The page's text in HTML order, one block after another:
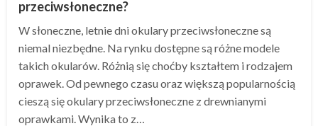
przeciwsłoneczne?
W słoneczne, letnie dni okulary przeciwsłoneczne są
niemal niezbędne. Na rynku dostępne są różne modele
takich okularów. Różnią się choćby kształtem i rodzajem
oprawek. Od pewnego czasu oraz większą popularnością
cieszą się okulary przeciwsłoneczne z drewnianymi
oprawkami. Wynika to z…